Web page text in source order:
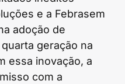
e a Febrasem
adoção de
geração na
essa inovação, a
com a